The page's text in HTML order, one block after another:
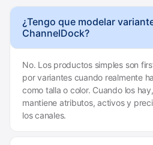
¿Tengo que modelar
ChannelDock?
No. Los productos simples son
por variantes cuando realmente
como talla o color. Cuando los
mantiene atributos, activos y
los canales.